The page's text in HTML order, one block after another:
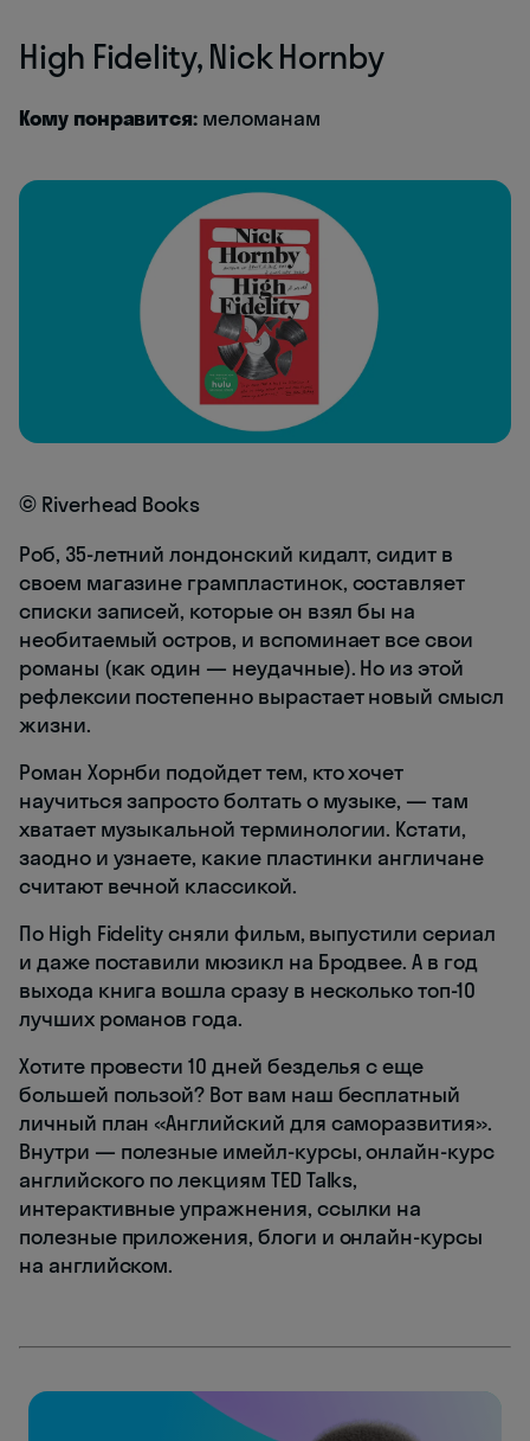
High Fidelity, Nick Hornby
Кому понравится: меломанам
© Riverhead Books
Роб, 35-летний лондонский кидалт, сидит в
своем магазине грампластинок, составляет
списки записей, которые он взял бы на
необитаемый остров, и вспоминает все свои
романы (как один — неудачные). Но из этой
рефлексии постепенно вырастает новый смысл
жизни.
Роман Хорнби подойдет тем, кто хочет
научиться запросто болтать о музыке, — там
хватает музыкальной терминологии. Кстати,
заодно и узнаете, какие пластинки англичане
считают вечной классикой.
По High Fidelity сняли фильм, выпустили сериал
и даже поставили мюзикл на Бродвее. А в год
выхода книга вошла сразу в несколько топ-10
лучших романов года.
Хотите провести 10 дней безделья с еще
большей пользой? Вот вам наш бесплатный
личный план «Английский для саморазвития».
Внутри — полезные имейл-курсы, онлайн-курс
английского по лекциям TED Talks,
интерактивные упражнения, ссылки на
полезные приложения, блоги и онлайн-курсы
на английском.